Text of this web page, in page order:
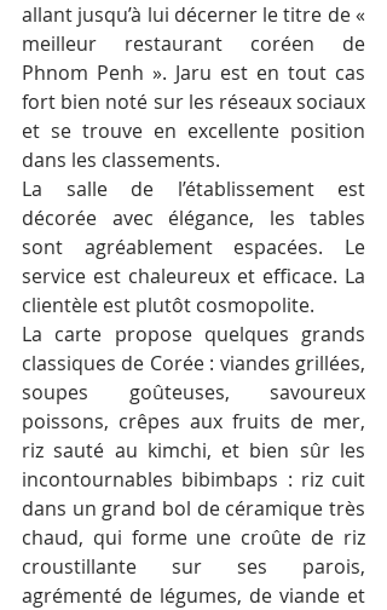
allant jusqu’à lui décerner le titre de «
meilleur restaurant coréen de
Phnom Penh ». Jaru est en tout cas
fort bien noté sur les réseaux sociaux
et se trouve en excellente position
dans les classements.
La salle de l’établissement est
décorée avec élégance, les tables
sont agréablement espacées. Le
service est chaleureux et efficace. La
clientèle est plutôt cosmopolite.
La carte propose quelques grands
classiques de Corée : viandes grillées,
soupes goûteuses, savoureux
poissons, crêpes aux fruits de mer,
riz sauté au kimchi, et bien sûr les
incontournables bibimbaps : riz cuit
dans un grand bol de céramique très
chaud, qui forme une croûte de riz
croustillante sur ses parois,
agrémenté de légumes, de viande et